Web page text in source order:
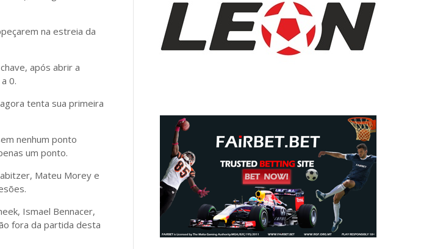
na estreia da
após abrir a
0.
tenta sua primeira
nenhum ponto
um ponto.
Mateu Morey e
Ismael Bennacer,
fora da partida desta